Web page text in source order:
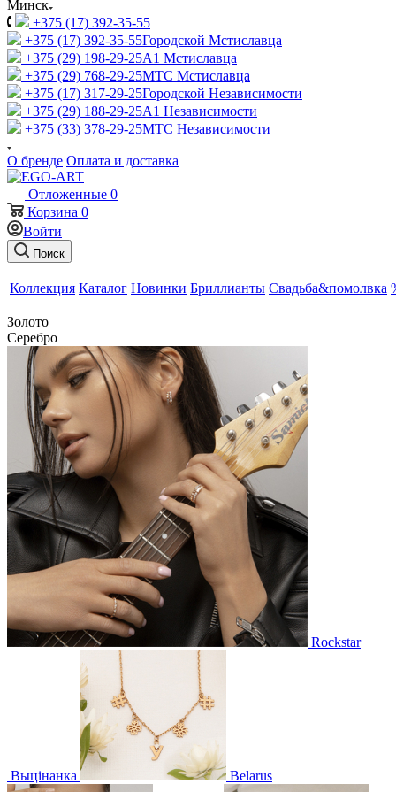
Минск
+375 (17) 392-35-55
+375 (17) 392-35-55Городской Мстиславца
+375 (29) 198-29-25A1 Мстиславца
+375 (29) 768-29-25МТС Мстиславца
+375 (17) 317-29-25Городской Независимости
+375 (29) 188-29-25A1 Независимости
+375 (33) 378-29-25МТС Независимости
О бренде Оплата и доставка
Отложенные 0
Корзина 0
Войти
Поиск
Коллекция Каталог Новинки Бриллианты Свадьба&помолвка
Золото
Серебро
Rockstar
Выцінанка Belarus